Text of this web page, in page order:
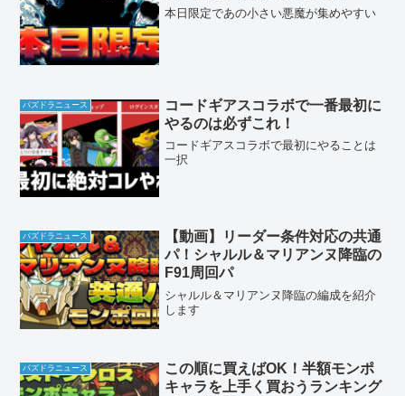
本日限定であの小さい悪魔が集めやすい
パズドラニュース
コードギアスコラボで一番最初に
やるのは必ずこれ！
コードギアスコラボで最初にやることは
一択
パズドラニュース
【動画】リーダー条件対応の共通
パ！シャルル＆マリアンヌ降臨の
F91周回パ
シャルル＆マリアンヌ降臨の編成を紹介
します
パズドラニュース
この順に買えばOK！半額モンポ
キャラを上手く買おうランキング